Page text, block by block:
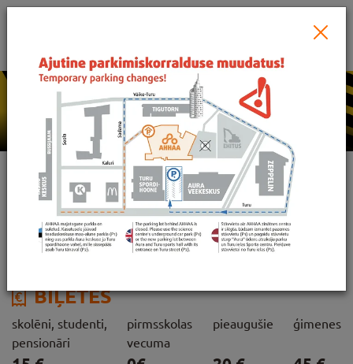
DARBA LAIKI
Pk-S
10-19 10-20
BIĻETES
skolēni, studenti,
pensionāri
pirmsskolas
vecuma
pieaugušie ģimenes
Sadama 1, Tartu, 51004
Kā mūs atrast
Google Street View